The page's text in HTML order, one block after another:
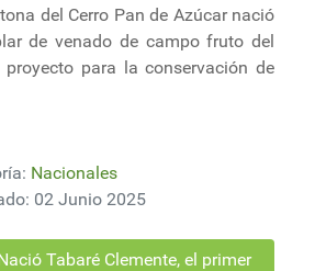
del Cerro Pan de Azúcar nació
de venado de campo fruto del
proyecto para la conservación de
Nacionales
02 Junio 2025
Tabaré Clemente, el primer